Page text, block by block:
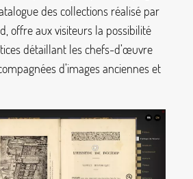
des collections réalisé par
offre aux visiteurs la possibilité
détaillant les chefs-d’œuvre
d’images anciennes et